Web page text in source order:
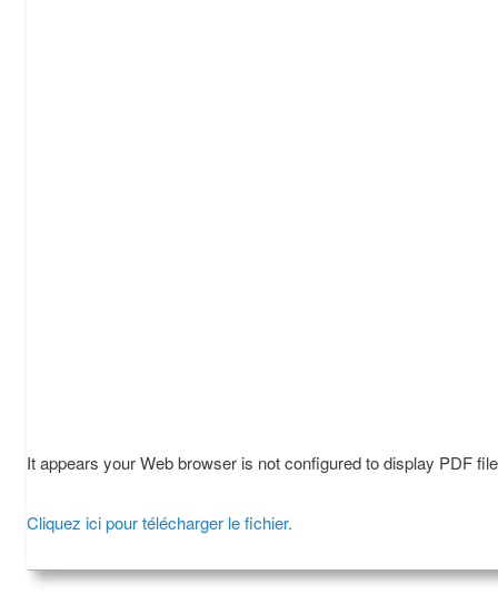
It appears your Web browser is not configured to display PDF
Cliquez ici pour télécharger le fichier.